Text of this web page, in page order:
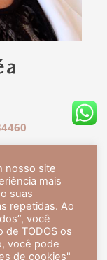
UFRJ, tendo
2007.
Dermatologia,
nosso site
mais
suas
repetidas. Ao
você
de TODOS os
você pode
de cookies"